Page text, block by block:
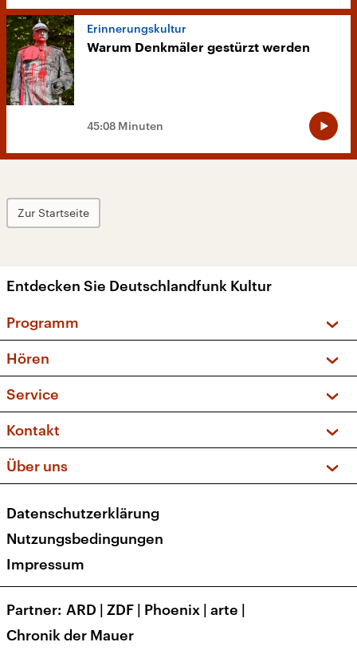
Erinnerungskultur
Warum Denkmäler gestürzt werden
45:08 Minuten
Zur Startseite
Entdecken Sie Deutschlandfunk Kultur
Programm
Sendungen und Podcasts
Musikliste
Kakadu – Das Kinderprogramm
Hören
Frequenzen (UKW + DAB+)
Service
FAQ
Apps
Newsletter
Veranstaltungen
Kontakt
Social Media
Über uns
Presse
Karriere
Transparenz
Datenschutzerklärung
Nutzungsbedingungen
Impressum
Partner ARD | ZDF | Phoenix | arte |
Chronik der Mauer